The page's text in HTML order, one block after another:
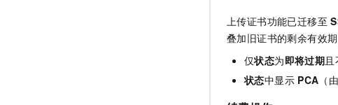
上传证书功能已迁移至
叠加旧证书的剩余有效期
仅状态为即将过期且
状态中显示 PCA （由